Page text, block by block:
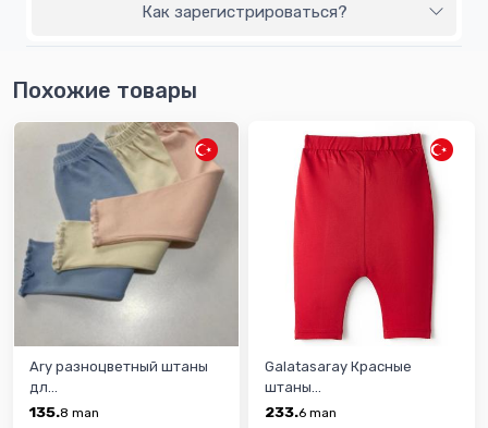
Как зарегистрироваться?
Похожие товары
Ary разноцветный штаны
дл...
135.8 man
Galatasaray Красные
штаны...
233.6 man